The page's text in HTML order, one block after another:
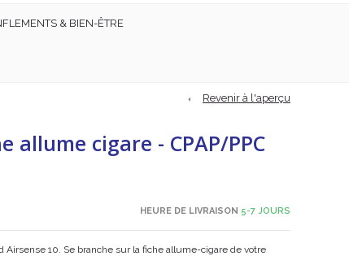
& BIEN-ÊTRE
Revenir à l'aperçu
allume cigare - CPAP/PPC
HEURE DE LIVRAISON 5-7 JOURS
10. Se branche sur la fiche allume-cigare de votre